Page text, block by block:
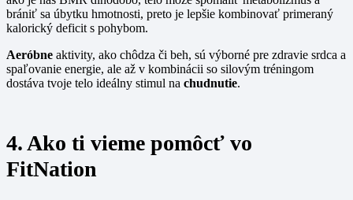
brániť sa úbytku hmotnosti, preto je lepšie kombinovať primeraný
kalorický deficit s pohybom.
Aeróbne aktivity, ako chôdza či beh, sú výborné pre zdravie srdca a
spaľovanie energie, ale až v kombinácii so silovým tréningom
dostáva tvoje telo ideálny stimul na chudnutie.
4. Ako ti vieme pomôcť vo
FitNation